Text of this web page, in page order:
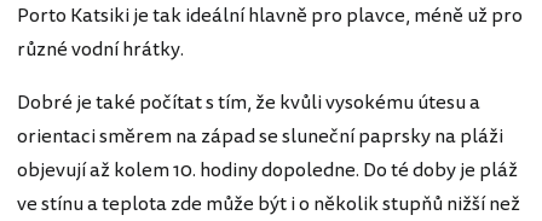
Porto Katsiki je tak ideální hlavně pro plavce, méně už pro
různé vodní hrátky.
Dobré je také počítat s tím, že kvůli vysokému útesu a
orientaci směrem na západ se sluneční paprsky na pláži
objevují až kolem 10. hodiny dopoledne. Do té doby je pláž
ve stínu a teplota zde může být i o několik stupňů nižší než